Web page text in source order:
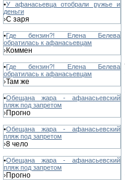
•У афанасьевца отобрали ружье и
деньги
›С заря
•Где бензин?! Елена Белева
обратилась к афанасьевцам
›Коммен
•Где бензин?! Елена Белева
обратилась к афанасьевцам
›Там же
•Обещана жара - афанасьевский
пляж под запретом
›Прогно
•Обещана жара - афанасьевский
пляж под запретом
›8 чело
•Обещана жара - афанасьевский
пляж под запретом
›Прогно